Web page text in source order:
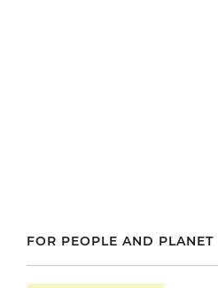
FOR PEOPLE AND PLANET